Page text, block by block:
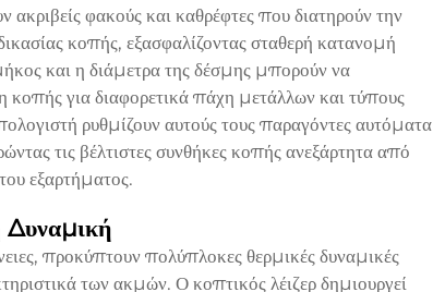
φακούς και καθρέφτες που διατηρούν την
κοπής, εξασφαλίζοντας σταθερή κατανομή
και η διάμετρα της δέσμης μπορούν να
κοπής για διαφορετικά πάχη μετάλλων και τύπους
ρυθμίζουν αυτούς τους παραγόντες αυτόματα
τις βέλτιστες συνθήκες κοπής ανεξάρτητα από
εξαρτήματος.
Δυναμική
προκύπτουν πολύπλοκες θερμικές δυναμικές
των ακμών. Ο κοπτικός λέιζερ δημιουργεί